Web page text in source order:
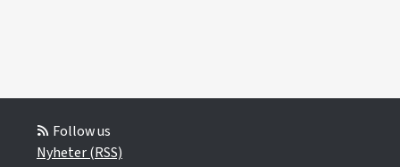
Follow us
Nyheter (RSS)